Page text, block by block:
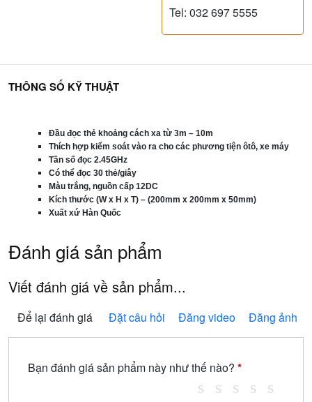
Tel: 032 697 5555
Đầu đọc thẻ khoảng cách xa từ 3m – 10m
Thích hợp kiểm soát vào ra cho các phương tiện ôtô, xe máy
Tần số đọc 2.45GHz
Có thể đọc 30 thẻ/giây
Màu trắng, nguồn cấp 12DC
Kích thước (W x H x T) – (200mm x 200mm x 50mm)
Xuất xứ Hàn Quốc
Đánh giá sản phẩm
Viết đánh giá về sản phẩm...
Để lại đánh giá Đặt câu hỏi Đăng video Đăng ảnh
Bạn đánh giá sản phẩm này như thế nào? *
THÔNG SỐ KỸ THUẬT